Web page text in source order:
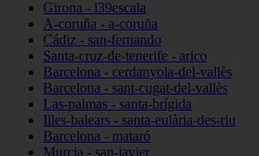
Girona - l39escala
A-coruña - a-coruña
Cádiz - san-fernando
Santa-cruz-de-tenerife - arico
Barcelona - cerdanyola-del-vallès
Barcelona - sant-cugat-del-vallès
Las-palmas - santa-brígida
Illes-balears - santa-eulària-des-riu
Barcelona - mataró
Murcia - san-javier